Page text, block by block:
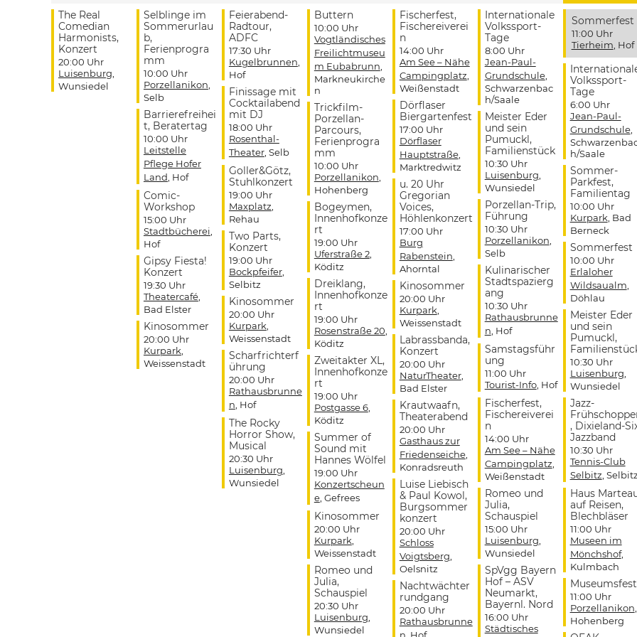
The Real
Comedian
Harmonists,
Konzert
20:00 Uhr
Luisenburg
Wunsiedel
Selblinge im
Sommerurlau
b,
Ferienprogra
mm
10:00 Uhr
Porzellanikon
Selb
Barrierefreihei
t, Beratertag
10:00 Uhr
Leitstelle
Pflege Hofer
Land , Hof
Comic-
Workshop
15:00 Uhr
Stadtbücherei
Hof
Gipsy Fiesta!
Konzert
19:30 Uhr
Theatercafé,
Bad Elster
Kinosommer
20:00 Uhr
Kurpark
Weissenstadt
Feierabend-
Radtour,
ADFC
17:30 Uhr
Kugelbrunnen
Hof
Finissage mit
Cocktailabend
mit DJ
18:00 Uhr
Rosenthal-
Theater, Selb
Goller&Götz,
Stuhlkonzert
19:00 Uhr
Maxplatz
Rehau
Two Parts,
Konzert
19:00 Uhr
Bockpfeifer,
Selbitz
Kinosommer
20:00 Uhr
Kurpark
Weissenstadt
Scharfrichterf
ührung
20:00 Uhr
Rathausbrunne
n , Hof
The Rocky
Horror Show,
Musical
20:30 Uhr
Luisenburg
Wunsiedel
Buttern
10:00 Uhr
Vogtländisches
Freilichtmuseu
m Eubabrunn
Markneukirche
n
Trickfilm-
Porzellan-
Parcours,
Ferienprogra
mm
10:00 Uhr
Porzellanikon
Hohenberg
Bogeymen,
Innenhofkonze
rt
19:00 Uhr
Uferstraße 2,
Köditz
Dreiklang,
Innenhofkonze
rt
19:00 Uhr
Rosenstraße 20
Köditz
Zweitakter XL,
Innenhofkonze
rt
19:00 Uhr
Postgasse 6,
Köditz
Summer of
Sound mit
Hannes Wölfel
19:00 Uhr
Konzertscheun
e, Gefrees
Kinosommer
20:00 Uhr
Kurpark
Weissenstadt
Romeo und
Julia,
Schauspiel
20:30 Uhr
Luisenburg
Wunsiedel
Fischerfest,
Fischereiverei
n
14:00 Uhr
Am See – Nähe
Campingplatz
Weißenstadt
Dörflaser
Biergartenfest
17:00 Uhr
Dörflaser
Hauptstraße,
Marktredwitz
u. 20 Uhr
Gregorian
Voices,
Höhlenkonzert
17:00 Uhr
Burg
Rabenstein
Ahorntal
Kinosommer
20:00 Uhr
Kurpark
Weissenstadt
Labrassbanda,
Konzert
20:00 Uhr
NaturTheater,
Bad Elster
Krautwaafn,
Theaterabend
20:00 Uhr
Gasthaus zur
Friedenseiche,
Konradsreuth
Luise Liebisch
& Paul Kowol,
Burgsommer
konzert
20:00 Uhr
Schloss
Voigtsberg
Oelsnitz
Nachtwächter
rundgang
20:00 Uhr
Rathausbrunne
Internationale
Volkssport-
Tage
8:00 Uhr
Jean-Paul-
Grundschule,
Schwarzenbac
h/Saale
Meister Eder
und sein
Pumuckl,
Familienstück
10:30 Uhr
Luisenburg
Wunsiedel
Porzellan-Trip,
Führung
10:30 Uhr
Porzellanikon
Selb
Kulinarischer
Stadtspazierg
ang
10:30 Uhr
Rathausbrunne
n , Hof
Samstagsführ
ung
11:00 Uhr
Tourist-Info, Hof
Fischerfest,
Fischereiverei
n
14:00 Uhr
Am See – Nähe
Campingplatz
Weißenstadt
Romeo und
Julia,
Schauspiel
15:00 Uhr
Luisenburg
Wunsiedel
SpVgg Bayern
Hof – ASV
Neumarkt,
Bayernl. Nord
16:00 Uhr
Städtisches
Sommerfest
11:00 Uhr
Tierheim , Hof
Volkssport-
Tage
6:00 Uhr
Jean-Paul-
Grundschule,
h/Saale
Sommer-
Parkfest,
Familientag
10:00 Uhr
Kurpark , Bad
Berneck
Sommerfest
10:00 Uhr
Erlaloher
Wildsaualm
Döhlau
Meister Eder
und sein
Pumuckl,
10:30 Uhr
Luisenburg
Wunsiedel
Jazz-
, Dixieland-
Jazzband
10:30 Uhr
Tennis-Club
Selbitz ,
Haus
auf Reisen,
Blechbläser
11:00 Uhr
Museen im
Mönchshof,
Kulmbach
Museumsfest
11:00 Uhr
Porzellanikon
Hohenberg